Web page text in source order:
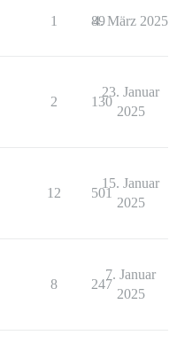
1 89
4. März 2025
2 130
23. Januar
2025
12 501
15. Januar
2025
8 247
7. Januar
2025